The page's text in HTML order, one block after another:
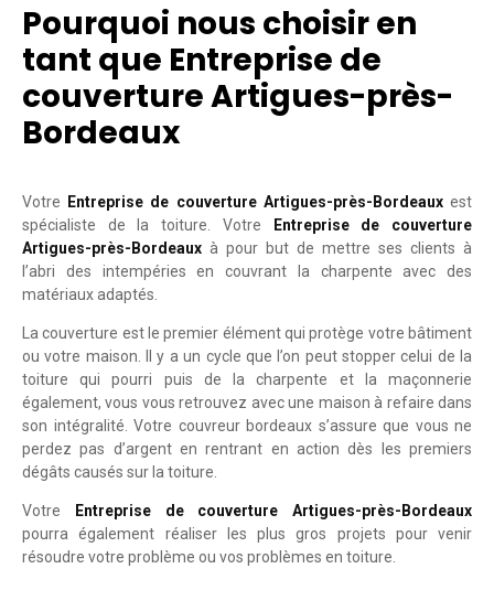
Pourquoi nous choisir en
tant que Entreprise de
couverture Artigues-près-
Bordeaux
Votre Entreprise de couverture Artigues-près-Bordeauxest
spécialiste de la toiture. Votre
Entreprise de couverture
Artigues-près-Bordeaux à pour but de mettre ses clients à
l’abri des intempéries en couvrant la charpente avec des
matériaux adaptés.
La couverture est le premier élément qui protège votre bâtiment
ou votre maison. Il y a un cycle que l’on peut stopper celui de la
toiture qui pourri puis de la charpente et la maçonnerie
également, vous vous retrouvez avec une maison à refaire dans
son intégralité. Votre couvreur bordeaux s’assure que vous ne
perdez pas d’argent en rentrant en action dès les premiers
dégâts causés sur la toiture.
Votre
Entreprise de couverture Artigues-près-Bordeaux
pourra également réaliser les plus gros projets pour venir
résoudre votre problème ou vos problèmes en toiture.